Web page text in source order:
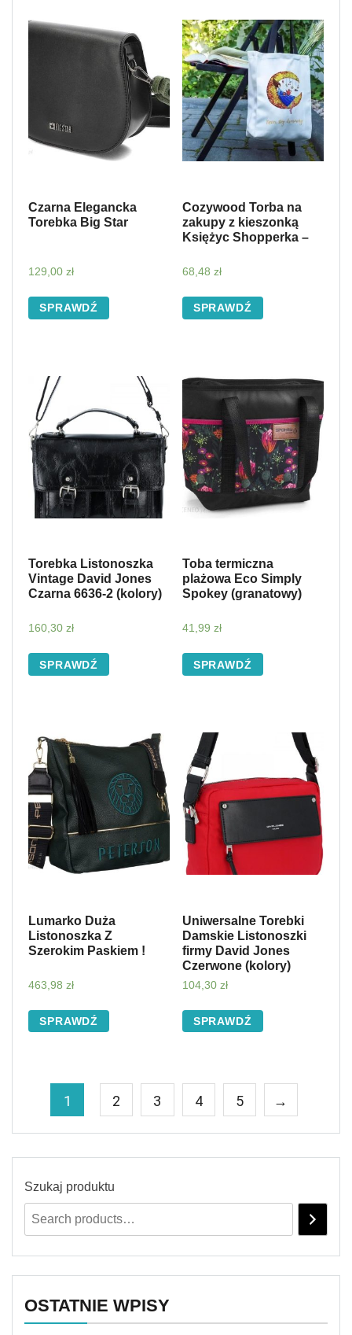
Czarna Elegancka
Torebka Big Star
129,00 zł
SPRAWDŹ
Cozywood Torba na
zakupy z kieszonką
Księżyc Shopperka –
68,48 zł
SPRAWDŹ
Torebka Listonoszka
Vintage David Jones
Czarna 6636-2 (kolory)
160,30 zł
SPRAWDŹ
Toba termiczna
plażowa Eco Simply
Spokey (granatowy)
41,99 zł
SPRAWDŹ
Lumarko Duża
Listonoszka Z
Szerokim Paskiem !
463,98 zł
SPRAWDŹ
Uniwersalne Torebki
Damskie Listonoszki
firmy David Jones
Czerwone (kolory)
104,30 zł
SPRAWDŹ
1 2 3 4 5 →
Szukaj produktu
OSTATNIE WPISY